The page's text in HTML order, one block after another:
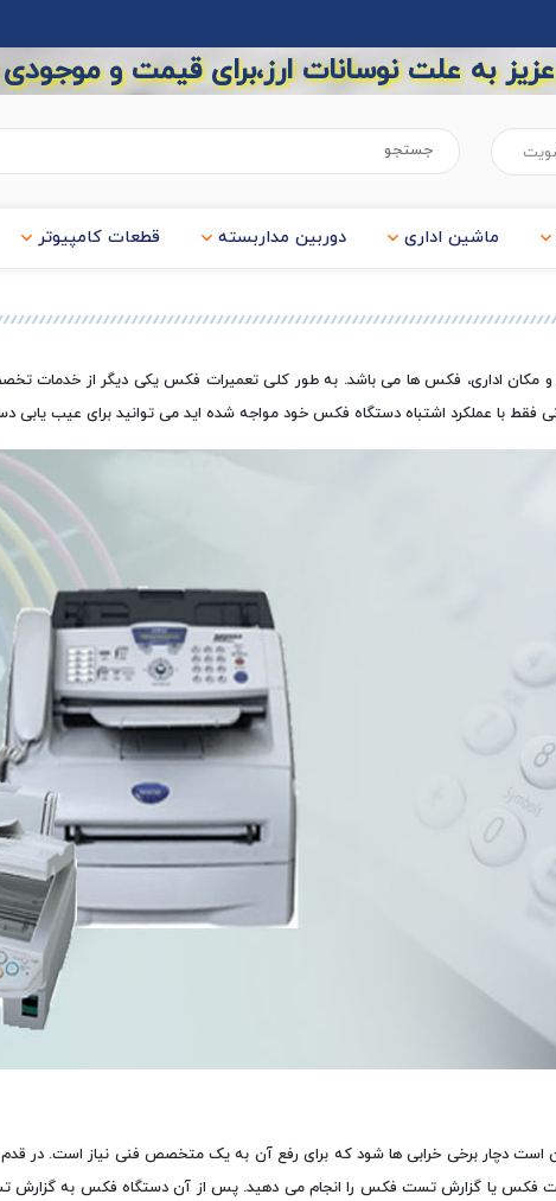
به علت نوسانات ارز،برای قیمت و
ماشین اداری دوربین مداربسته قطعات کامپیوتر
و مکان اداری، فکس ها می باشد. به طور کلی تعمیرات فکس یکی دیگر از خدمات
فقط با عملکرد اشتباه دستگاه فکس خود مواجه شده اید می توانید برای عیب یابی
است دچار برخی خرابی ها شود که برای رفع آن به یک متخصص فنی نیاز است. در
تست فکس یا گزارش تست فکس را انجام می دهید. پس از آن دستگاه فکس به